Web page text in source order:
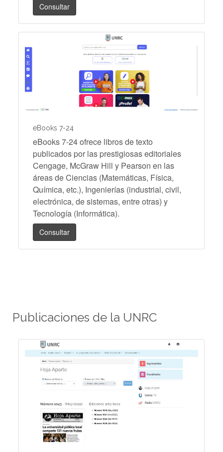
Consultar
eBooks 7-24
eBooks 7-24 ofrece libros de texto
publicados por las prestigiosas editoriales
Cengage, McGraw Hill y Pearson en las
áreas de Ciencias (Matemáticas, Física,
Química, etc.), Ingenierías (industrial, civil,
electrónica, de sistemas, entre otras) y
Tecnología (Informática).
Consultar
Publicaciones de la UNRC